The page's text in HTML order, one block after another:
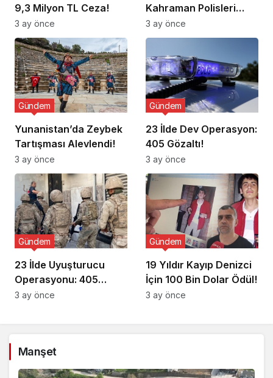
9,3 Milyon TL Ceza!
3 ay önce
Kahraman Polisleri
Ziyaret Etti
3 ay önce
Yunanistan’da Zeybek
Tartışması Alevlendi!
Gündem
3 ay önce
23 İlde Dev Operasyon:
405 Gözaltı!
Gündem
3 ay önce
23 İlde Uyuşturucu
Operasyonu: 405
Gözaltı!
Gündem
3 ay önce
19 Yıldır Kayıp Denizci
İçin 100 Bin Dolar Ödül!
Gündem
3 ay önce
Manşet